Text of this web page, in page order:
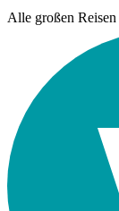
Alle großen Reisen